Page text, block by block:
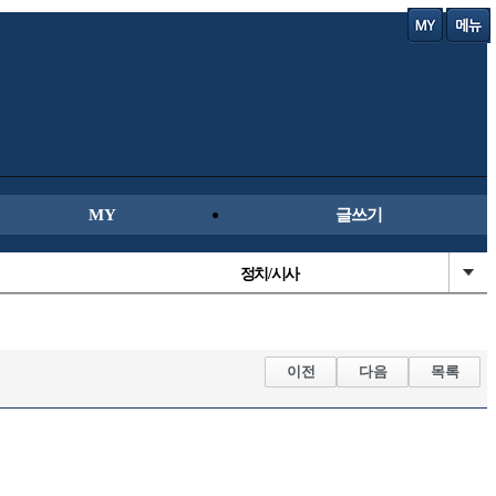
MY 글쓰기
정치/시사
국내축구
이전 다음 목록